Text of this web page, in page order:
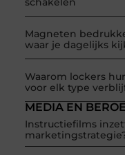
Magneten
waar je dagelijks
Waarom lockers
voor elk type
MEDIA EN
Instructiefilms